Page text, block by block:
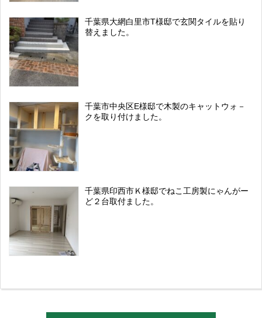
千葉県大網白里市T様邸で玄関タイルを貼り
替えました。
千葉市中央区E様邸で木製のキャットウォ－
クを取り付けました。
千葉県印西市Ｋ様邸でねこ工房製にゃんがー
ど２台取付ました。